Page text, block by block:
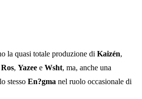
la quasi totale produzione di Kaizén,
Ros, Yazee e Wsht, ma, anche una
stesso En?gma nel ruolo occasionale di